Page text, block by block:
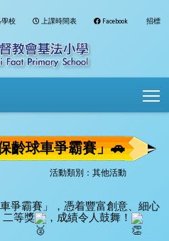
學校 上課時間表 Facebook 招標
齡球車爭霸賽」🚗
活動類別：其他活動
爭霸賽」，憑着豐富創意、細心
等獎
，成績令人鼓舞！